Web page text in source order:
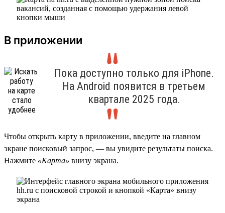
В приложении
Пока доступно только для iPhone.
На Android появится в третьем
квартале 2025 года.
Чтобы открыть карту в приложении, введите на главном
экране поисковый запрос, — вы увидите результаты поиска.
Нажмите «Карта» внизу экрана.